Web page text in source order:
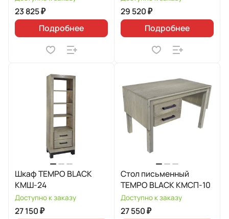
23 825 ₽
Подробнее
29 520 ₽
Подробнее
Шкаф TEMPO BLACK
КМШ-24
Доступно к заказу
27 150 ₽
Стол письменный
TEMPO BLACK КМСП-10
Доступно к заказу
27 550 ₽